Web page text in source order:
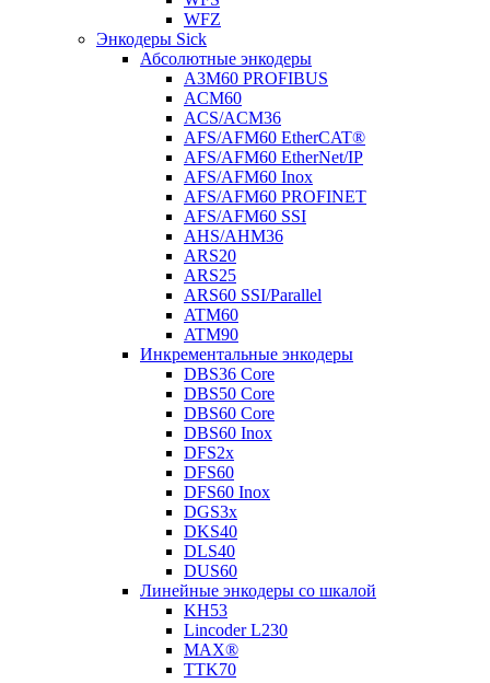
WFZ
Энкодеры Sick
Абсолютные энкодеры
A3M60 PROFIBUS
ACM60
ACS/ACM36
AFS/AFM60 EtherCAT®
AFS/AFM60 EtherNet/IP
AFS/AFM60 Inox
AFS/AFM60 PROFINET
AFS/AFM60 SSI
AHS/AHM36
ARS20
ARS25
ARS60 SSI/Parallel
ATM60
ATM90
Инкрементальные энкодеры
DBS36 Core
DBS50 Core
DBS60 Core
DBS60 Inox
DFS2x
DFS60
DFS60 Inox
DGS3x
DKS40
DLS40
DUS60
Линейные энкодеры со шкалой
KH53
Lincoder L230
MAX®
TTK70